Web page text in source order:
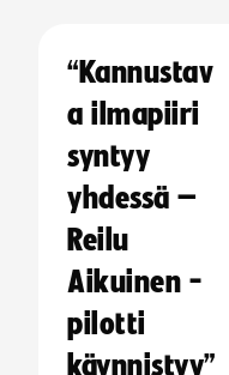
“Kannustav
a ilmapiiri
syntyy
yhdessä –
Reilu
Aikuinen -
pilotti
käynnistyy”